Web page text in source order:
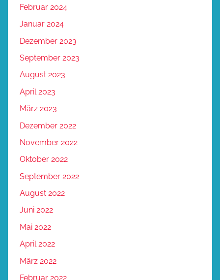
Februar 2024
Januar 2024
Dezember 2023
September 2023
August 2023
April 2023
März 2023
Dezember 2022
November 2022
Oktober 2022
September 2022
August 2022
Juni 2022
Mai 2022
April 2022
März 2022
Februar 2022